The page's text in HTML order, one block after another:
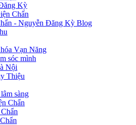
Kỳ
Chẩn
- Nguyễn Đăng Kỳ Blog
Vạn Năng
sóc mình
Nội
Thiệu
sàng
Chẩn